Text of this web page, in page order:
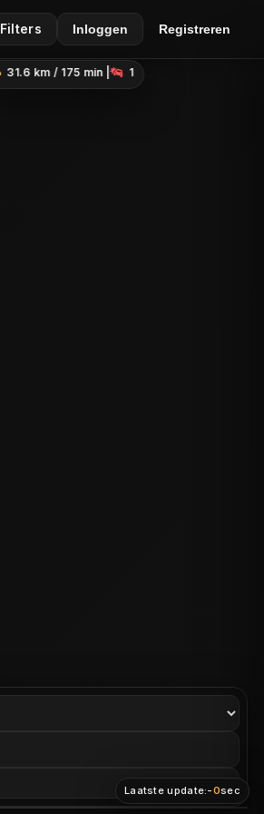
Filters Inloggen Registreren
31.6 km / 175 min | 1
Laatste update:-0sec